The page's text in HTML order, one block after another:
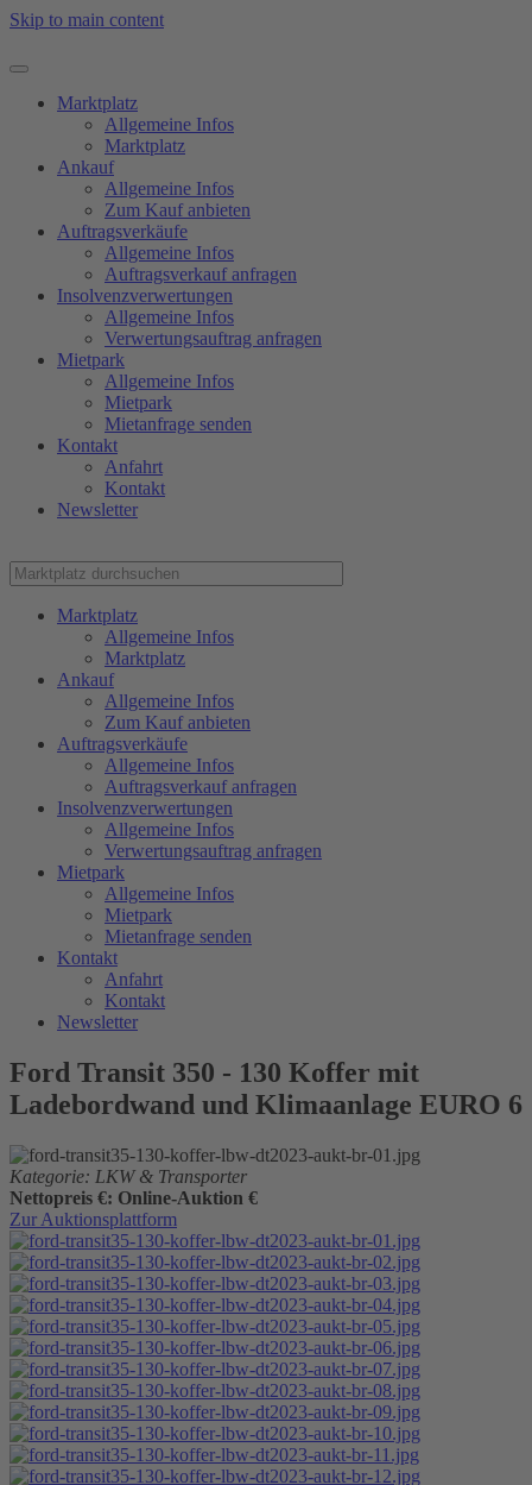
Skip to main content
Marktplatz
Allgemeine Infos
Marktplatz
Ankauf
Allgemeine Infos
Zum Kauf anbieten
Auftragsverkäufe
Allgemeine Infos
Auftragsverkauf anfragen
Insolvenzverwertungen
Allgemeine Infos
Verwertungsauftrag anfragen
Mietpark
Allgemeine Infos
Mietpark
Mietanfrage senden
Kontakt
Anfahrt
Kontakt
Newsletter
Marktplatz
Allgemeine Infos
Marktplatz
Ankauf
Allgemeine Infos
Zum Kauf anbieten
Auftragsverkäufe
Allgemeine Infos
Auftragsverkauf anfragen
Insolvenzverwertungen
Allgemeine Infos
Verwertungsauftrag anfragen
Mietpark
Allgemeine Infos
Mietpark
Mietanfrage senden
Kontakt
Anfahrt
Kontakt
Newsletter
Ford Transit 350 - 130 Koffer mit
Ladebordwand und Klimaanlage EURO 6
Kategorie: LKW & Transporter
Nettopreis €: Online-Auktion €
Zur Auktionsplattform